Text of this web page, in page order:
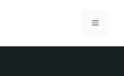
MENU